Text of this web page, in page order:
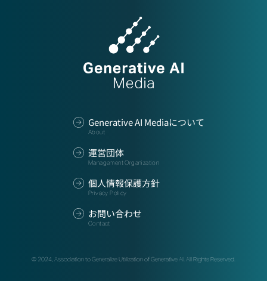
Generative AI Mediaについて
About
運営団体
Management Organization
個人情報保護方針
Privacy Policy
お問い合わせ
Contact
©2024,Association to Generalize Utilization of Generative AI. All Rights Reserved.